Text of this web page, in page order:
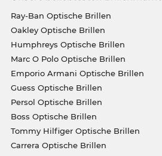
Ray-Ban Optische Brillen
Oakley Optische Brillen
Humphreys Optische Brillen
Marc O Polo Optische Brillen
Emporio Armani Optische Brillen
Guess Optische Brillen
Persol Optische Brillen
Boss Optische Brillen
Tommy Hilfiger Optische Brillen
Carrera Optische Brillen